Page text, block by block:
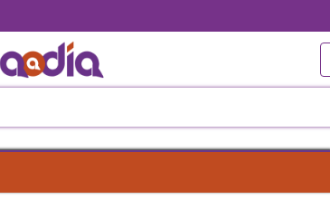
al
contenido
principal